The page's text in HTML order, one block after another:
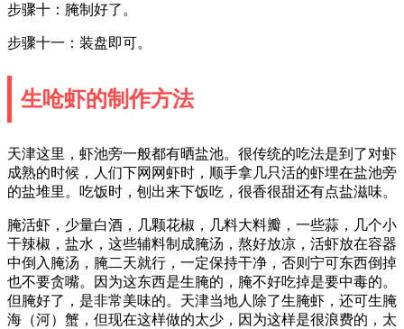
步骤十：腌制好了。
步骤十一：装盘即可。
生呛虾的制作方法
天津这里，虾池旁一般都有晒盐池。很传统的吃法是到了对虾
成熟的时候，人们下网网虾时，顺手拿几只活的虾埋在盐池旁
的盐堆里。吃饭时，刨出来下饭吃，很香很甜还有点盐滋味。
腌活虾，少量白酒，几颗花椒，几料大料瓣，一些蒜，几个小
干辣椒，盐水，这些辅料制成腌汤，熬好放凉，活虾放在容器
中倒入腌汤，腌二天就行，一定保持干净，否则宁可东西倒掉
也不要贪嘴。因为这东西是生腌的，腌不好吃掉是要中毒的。
但腌好了，是非常美味的。天津当地人除了生腌虾，还可生腌
海（河）蟹，但现在这样做的太少，因为这样是很浪费的，太